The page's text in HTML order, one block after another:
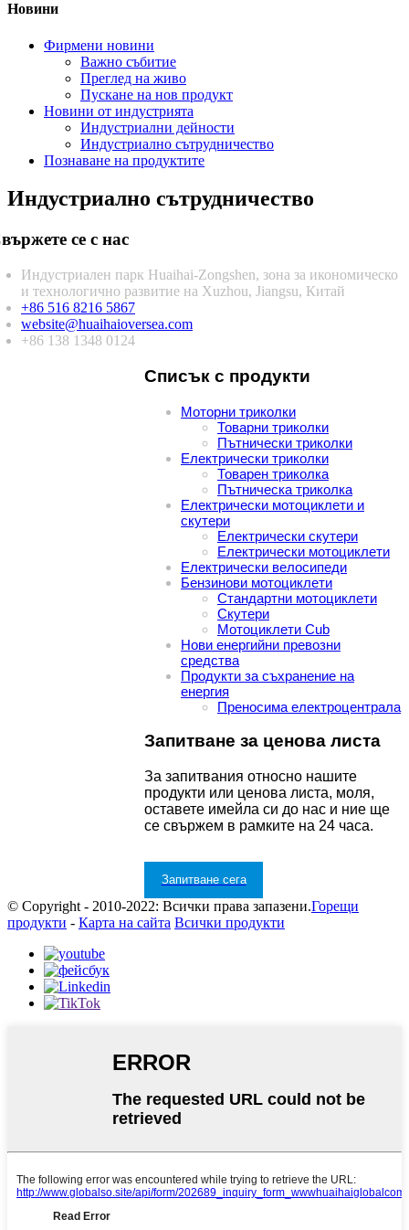
Новини
Фирмени новини
Важно събитие
Преглед на живо
Пускане на нов продукт
Новини от индустрията
Индустриални дейности
Индустриално сътрудничество
Познаване на продуктите
Индустриално сътрудничество
се с нас
Индустриален парк Huaihai-Zongshen, зона за икономическо
и технологично развитие на Xuzhou, Jiangsu, Китай
+86 516 8216 5867
website@huaihaioversea.com
+86 138 1348 0124
Списък с продукти
Моторни триколки
Товарни триколки
Пътнически триколки
Електрически триколки
Товарен триколка
Пътническа триколка
Електрически мотоциклети и
скутери
Електрически скутери
Електрически мотоциклети
Електрически велосипеди
Бензинови мотоциклети
Стандартни мотоциклети
Скутери
Мотоциклети Cub
Нови енергийни превозни
средства
Продукти за съхранение на
енергия
Преносима електроцентрала
Запитване за ценова листа
За запитвания относно нашите
продукти или ценова листа, моля,
оставете имейла си до нас и ние ще
се свържем в рамките на 24 часа.
Запитване сега
© Copyright - 2010-2022: Всички права запазени.Горещи
продукти - Карта на сайта Всички продукти